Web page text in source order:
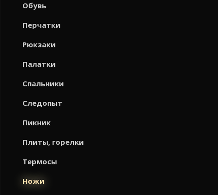
Обувь
Перчатки
Рюкзаки
Палатки
Спальники
Следопыт
Пикник
Плиты, горелки
Термосы
Ножи